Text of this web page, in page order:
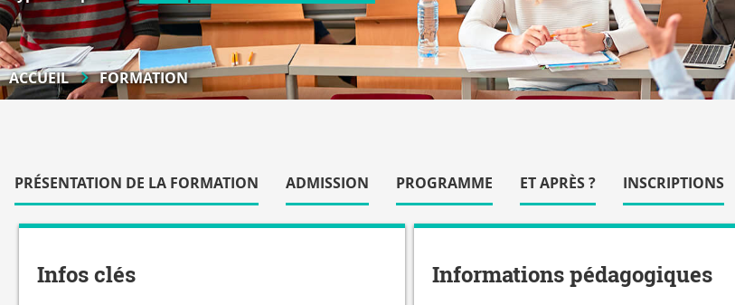
ACCUEIL FORMATION
aux
sections
de
fiche
PRÉSENTATION DE LA FORMATION ADMISSION PROGRAMME ET APRÈS ? INSCRIPTIONS
Détails
Infos clés Informations pédagogiques